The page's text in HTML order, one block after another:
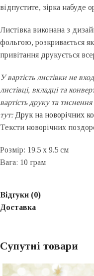
відпустите, зірка набуде
Листівка виконана з
фольгою, розкривається
привітання друкується
У вартість листівки не
листівці, вкладці та
вартість друку та
тут: Друк на новорічних
Тексти новорічних
Розмір: 19.5 x 9.5 см
Вага: 10 грам
Відгуки (0)
Доставка
Супутні товари